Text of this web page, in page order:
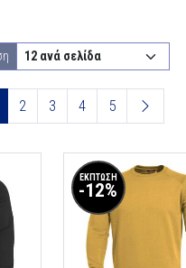
2 3 4 5
ΕΚΠΤΩΣΗ
-12%